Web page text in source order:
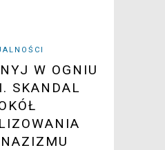
W OGNIU
SKANDAL